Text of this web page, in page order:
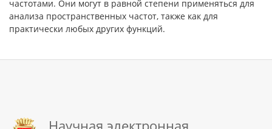
частотами. Они могут в равной степени применяться для
анализа пространственных частот, также как для
практически любых других функций.
Научная электронная